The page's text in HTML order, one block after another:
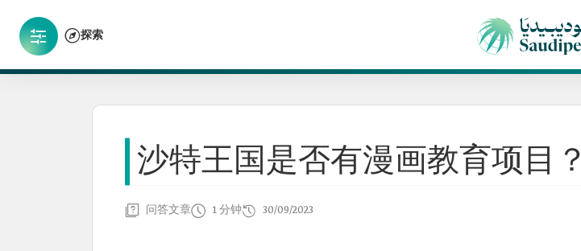
探索
沙特王国是否有漫画教育项目？
问答文章 1 分钟 30/09/2023